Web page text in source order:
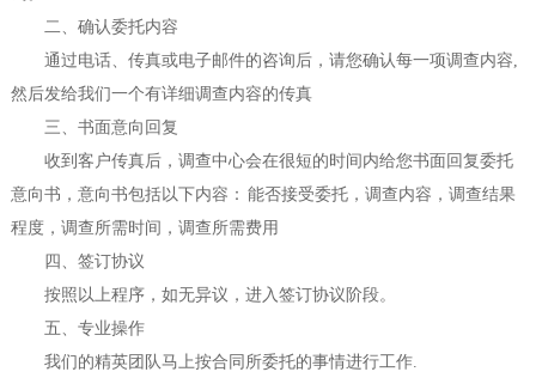
二、确认委托内容
通过电话、传真或电子邮件的咨询后，请您确认每一项调查内容,
然后发给我们一个有详细调查内容的传真
三、书面意向回复
收到客户传真后，调查中心会在很短的时间内给您书面回复委托
意向书，意向书包括以下内容： 能否接受委托，调查内容，调查结果
程度，调查所需时间，调查所需费用
四、签订协议
按照以上程序，如无异议，进入签订协议阶段。
五、专业操作
我们的精英团队马上按合同所委托的事情进行工作.